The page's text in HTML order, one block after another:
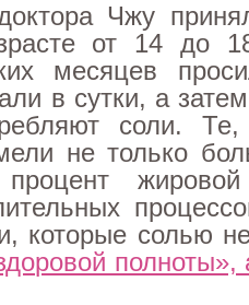
Чжу
от 14 до
месяцев
в сутки, а
соли.
не только
которые солью
полноты»,